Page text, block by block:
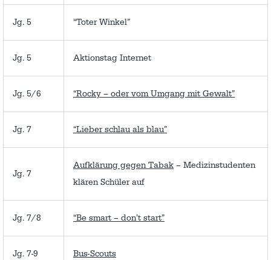
Jg. 5 “Toter Winkel”
Jg. 5 Aktionstag Internet
Jg. 5/6 “Rocky – oder vom Umgang mit Gewalt”
Jg. 7 “Lieber schlau als blau”
Jg. 7
Aufklärung gegen Tabak – Medizinstudenten
klären Schüler auf
Jg. 7/8 “Be smart – don’t start”
Jg. 7-9 Bus-Scouts